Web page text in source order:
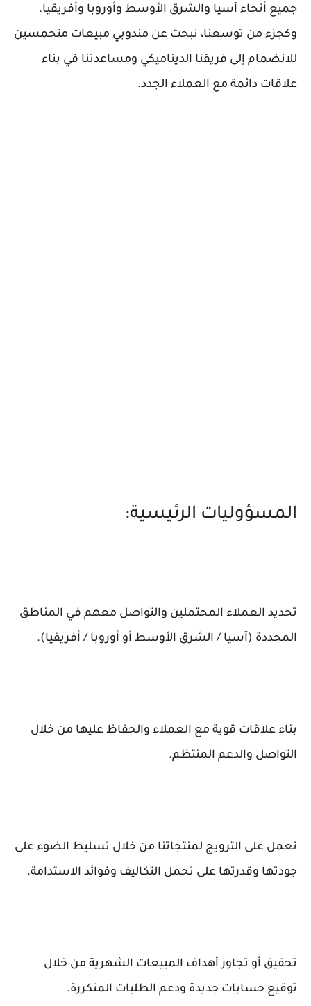
جميع أنحاء آسيا والشرق الأوسط وأوروبا وأفريقيا.
وكجزء من توسعنا، نبحث عن مندوبي مبيعات متحمسين
للانضمام إلى فريقنا الديناميكي ومساعدتنا في بناء
علاقات دائمة مع العملاء الجدد.
المسؤوليات الرئيسية:
تحديد العملاء المحتملين والتواصل معهم في المناطق
المحددة (آسيا / الشرق الأوسط أو أوروبا / أفريقيا).
بناء علاقات قوية مع العملاء والحفاظ عليها من خلال
التواصل والدعم المنتظم.
نعمل على الترويج لمنتجاتنا من خلال تسليط الضوء على
جودتها وقدرتها على تحمل التكاليف وفوائد الاستدامة.
تحقيق أو تجاوز أهداف المبيعات الشهرية من خلال
توقيع حسابات جديدة ودعم الطلبات المتكررة.